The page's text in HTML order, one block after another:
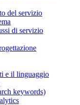
del servizio
di servizio
e il linguaggio
keywords)